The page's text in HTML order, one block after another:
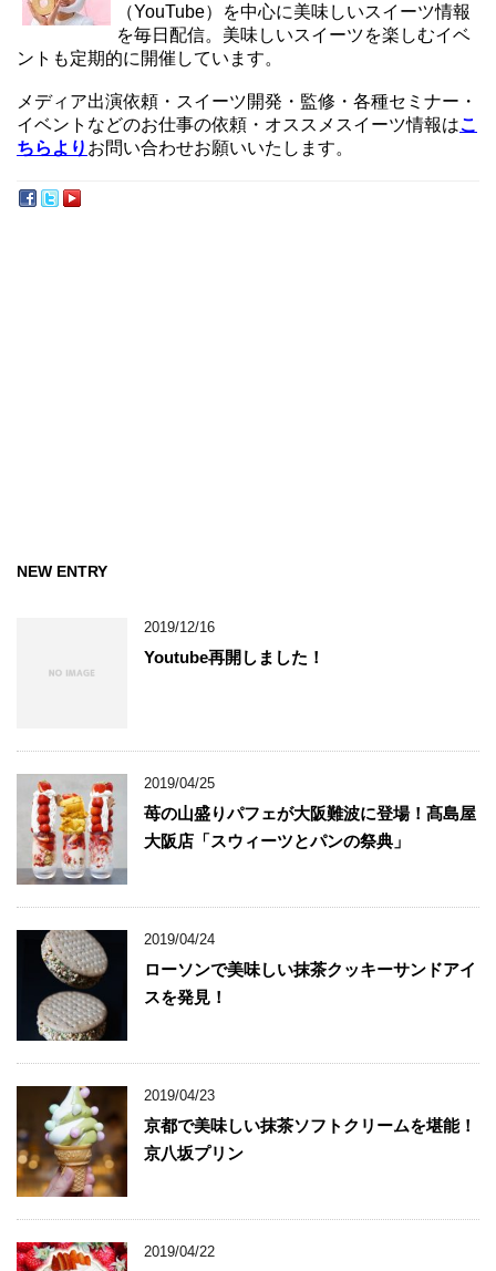
（YouTube）を中心に美味しいスイーツ情報
を毎日配信。美味しいスイーツを楽しむイベ
ントも定期的に開催しています。
メディア出演依頼・スイーツ開発・監修・各種セミナー・
イベントなどのお仕事の依頼・オススメスイーツ情報はこ
ちらより お問い合わせお願いいたします。
NEW ENTRY
2019/12/16
Youtube再開しました！
2019/04/25
苺の山盛りパフェが大阪難波に登場！髙島屋
大阪店「スウィーツとパンの祭典」
2019/04/24
ローソンで美味しい抹茶クッキーサンドアイ
スを発見！
2019/04/23
京都で美味しい抹茶ソフトクリームを堪能！
京八坂プリン
2019/04/22